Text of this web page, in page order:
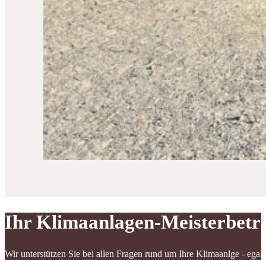
Ihr Klimaanlagen-
Wir unterstützen Sie bei allen Fragen rund um Ihre Klimaanlge -